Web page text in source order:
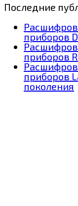
Последние
приборов
приборов
приборов
поколения